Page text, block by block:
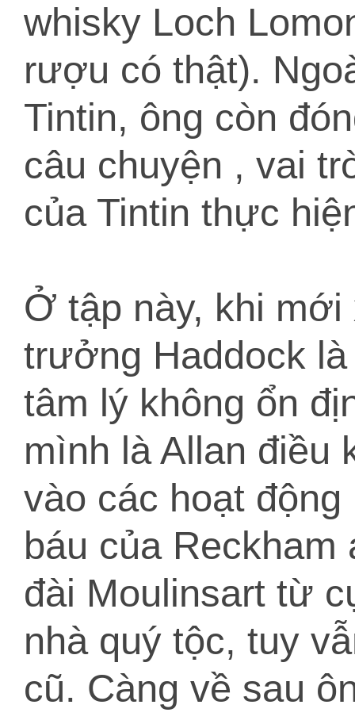
whisky Loch
rượu có thật).
Tintin, ông còn
câu chuyện , vai
của Tintin thực
Ở tập này, khi
trưởng Haddock
tâm lý không ổn
mình là Allan điều
vào các hoạt
báu của
đài Moulinsart từ
nhà quý tộc, tuy
cũ. Càng về sau